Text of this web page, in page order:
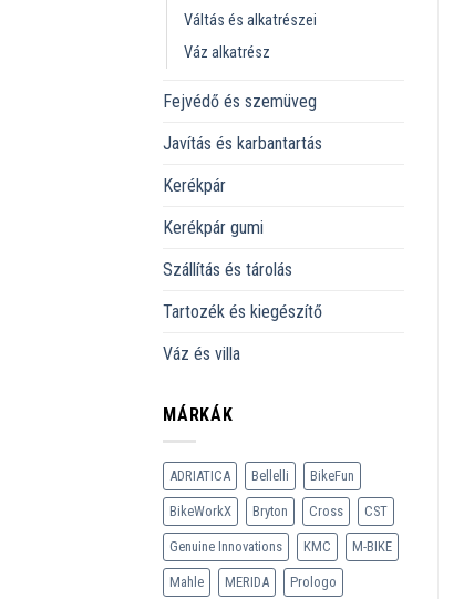
Váltás és alkatrészei
Váz alkatrész
Fejvédő és szemüveg
Javítás és karbantartás
Kerékpár
Kerékpár gumi
Szállítás és tárolás
Tartozék és kiegészítő
Váz és villa
MÁRKÁK
ADRIATICA Bellelli BikeFun
BikeWorkX Bryton Cross CST
Genuine Innovations KMC M-BIKE
Mahle MERIDA Prologo